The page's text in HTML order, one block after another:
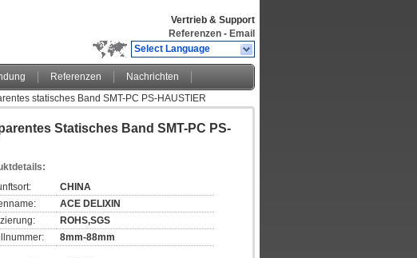
Vertrieb & Support
Referenzen - Email
Select Language
Referenzen
Nachrichten
statisches Band SMT-PC PS-HAUSTIER
Statisches Band SMT-PC PS-
CHINA
ACE DELIXIN
ROHS,SGS
8mm-88mm